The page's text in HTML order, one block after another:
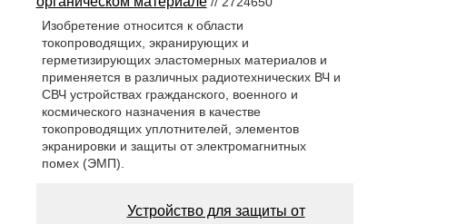
Изобретение относится к области
токопроводящих, экранирующих и
герметизирующих эластомерных материалов и
применяется в различных радиотехнических ВЧ и
СВЧ устройствах гражданского, военного и
космического назначения в качестве
токопроводящих уплотнителей, элементов
экранировки и защиты от электромагнитных
помех (ЭМП).
Устройство для защиты от